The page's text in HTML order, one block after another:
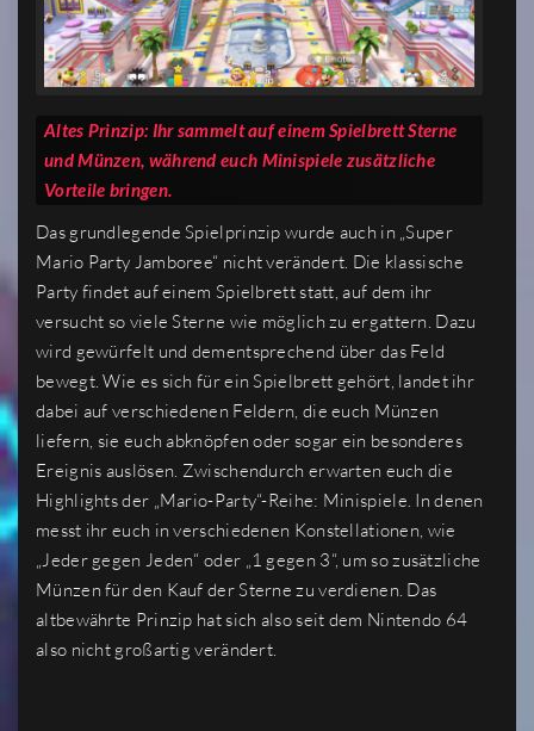
Altes Prinzip: Ihr sammelt auf einem Spielbrett Sterne
und Münzen, während euch Minispiele zusätzliche
Vorteile bringen.
Das grundlegende Spielprinzip wurde auch in „Super
Mario Party Jamboree“ nicht verändert. Die klassische
Party findet auf einem Spielbrett statt, auf dem ihr
versucht so viele Sterne wie möglich zu ergattern. Dazu
wird gewürfelt und dementsprechend über das Feld
bewegt. Wie es sich für ein Spielbrett gehört, landet ihr
dabei auf verschiedenen Feldern, die euch Münzen
liefern, sie euch abknöpfen oder sogar ein besonderes
Ereignis auslösen. Zwischendurch erwarten euch die
Highlights der „Mario-Party“-Reihe: Minispiele. In denen
messt ihr euch in verschiedenen Konstellationen, wie
„Jeder gegen Jeden“ oder „1 gegen 3“, um so zusätzliche
Münzen für den Kauf der Sterne zu verdienen. Das
altbewährte Prinzip hat sich also seit dem Nintendo 64
also nicht großartig verändert.